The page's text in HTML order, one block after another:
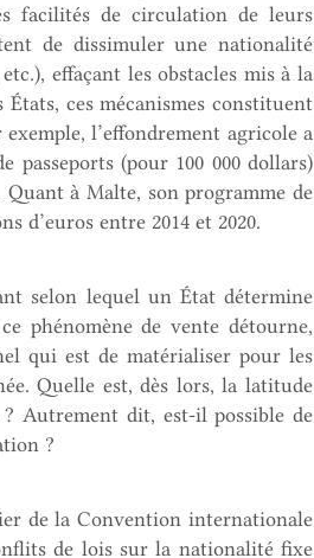
facilités de circulation de leurs
de dissimuler une nationalité
effaçant les obstacles mis à la
ces mécanismes constituent
l’effondrement agricole a
passeports (pour 100 000 dollars)
Quant à Malte, son programme de
d’euros entre 2014 et 2020.
selon lequel un État détermine
phénomène de vente détourne,
qui est de matérialiser pour les
Quelle est, dès lors, la latitude
Autrement dit, est-il possible de
?
de la Convention internationale
de lois sur la nationalité fixe